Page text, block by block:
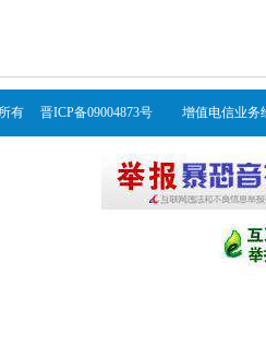
所有 晋ICP备09004873号 增值电信业务